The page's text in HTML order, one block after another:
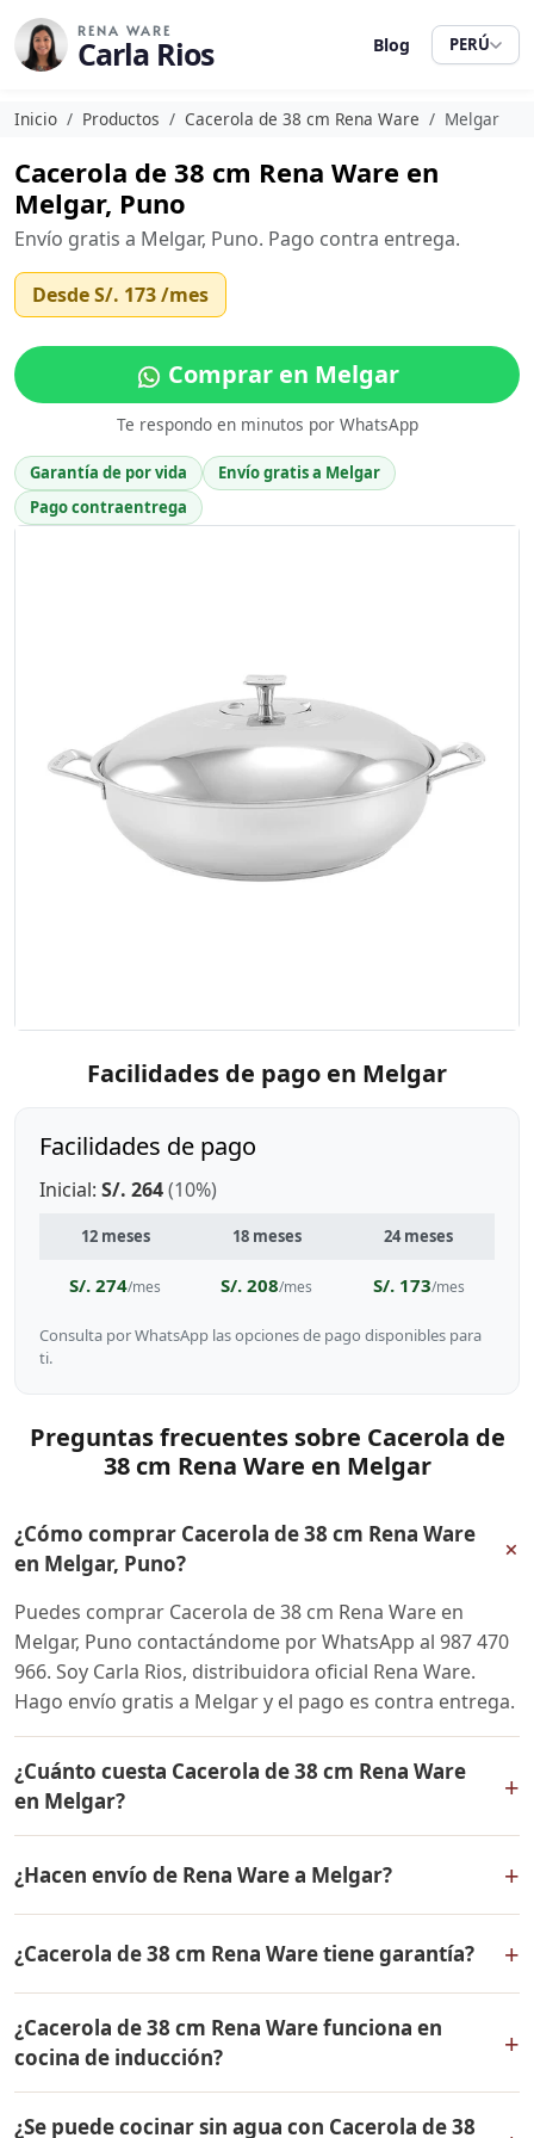
RENA WARE
Carla Rios Blog PERÚ
Inicio Productos Cacerola de 38 cm Rena Ware Melgar
Cacerola de 38 cm Rena Ware en
Melgar, Puno
Envío gratis a Melgar, Puno. Pago contra entrega.
DesdeS/. 173/mes
Comprar en Melgar
Te respondo en minutos por WhatsApp
Garantía de por vida
Envío gratis a Melgar
Pago contraentrega
Facilidades de pago en Melgar
Facilidades de pago
Inicial: S/. 264(10%)
12 meses 18 meses 24 meses
S/. 274/mes S/. 208/mes S/. 173/mes
Consulta por WhatsApp las opciones de pago disponibles para
ti.
Preguntas frecuentes sobre Cacerola de
38 cm Rena Ware en Melgar
¿Cómo comprar Cacerola de 38 cm Rena Ware
en Melgar, Puno?
+
Puedes comprar Cacerola de 38 cm Rena Ware en
Melgar, Puno contactándome por WhatsApp al 987 470
966. Soy Carla Rios, distribuidora oficial Rena Ware.
Hago envío gratis a Melgar y el pago es contra entrega.
¿Cuánto cuesta Cacerola de 38 cm Rena Ware
en Melgar?
+
en todo el Perú. Contáctame por WhatsApp para
conocer el precio actual, promociones disponibles y
facilidades de pago en cuotas desde el 10% de inicial.
¿Hacen envío de Rena Ware a Melgar? +
Ware a Melgar, Puno y a todo el Perú. El pago es contra
entrega.
¿Cacerola de 38 cm Rena Ware tiene garantía? +
vida contra defectos de fabricación. Todos los
productos Rena Ware están fabricados en acero
inoxidable quirúrgico 18/10 de la más alta calidad.
¿Cacerola de 38 cm Rena Ware funciona en
cocina de inducción?
+
¿Se puede cocinar sin agua con Cacerola de 38